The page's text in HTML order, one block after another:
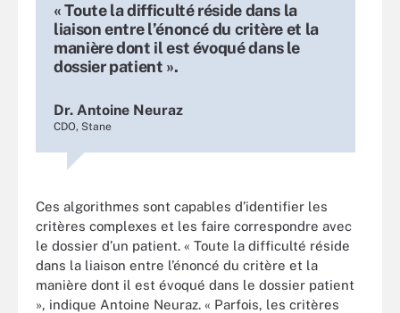
« Toute la difficulté réside dans la
liaison entre l’énoncé du critère et la
manière dont il est évoqué dans le
dossier patient ».
Dr. Antoine Neuraz
CDO, Stane
Ces algorithmes sont capables d’identifier les
critères complexes et les faire correspondre avec
le dossier d’un patient. « Toute la difficulté réside
dans la liaison entre l’énoncé du critère et la
manière dont il est évoqué dans le dossier patient
», indique Antoine Neuraz. « Parfois, les critères